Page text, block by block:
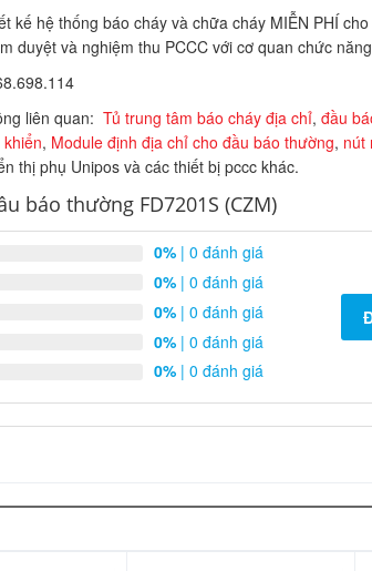
kế hệ thống báo cháy và chữa cháy MIỄN PHÍ
duyệt và nghiệm thu PCCC với cơ quan chức
liên quan: Tủ trung tâm báo cháy địa chỉ, đầu
, Module định địa chỉ cho đầu báo thường, nút
thị phụ Unipos và các thiết bị pccc khác.
báo thường FD7201S (CZM)
0% | 0 đánh giá
0% | 0 đánh giá
0% | 0 đánh giá
0% | 0 đánh giá
0% | 0 đánh giá